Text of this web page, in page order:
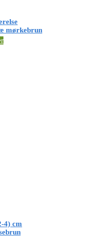
mørkebrun
4) cm